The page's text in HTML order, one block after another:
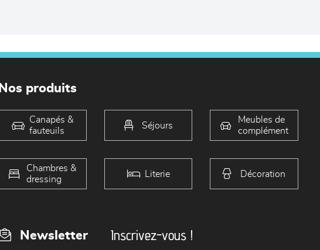
Nos produits
Canapés &
fauteuils
Séjours
Meubles de
complément
Chambres &
dressing
Literie Décoration
Newsletter Inscrivez-vous !